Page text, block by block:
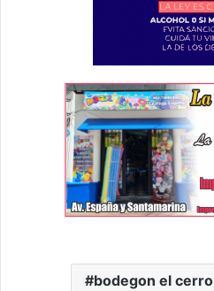
bodegon el cerro